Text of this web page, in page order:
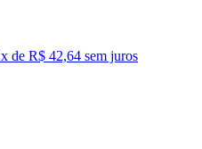
x de R$ 42,64 sem juros